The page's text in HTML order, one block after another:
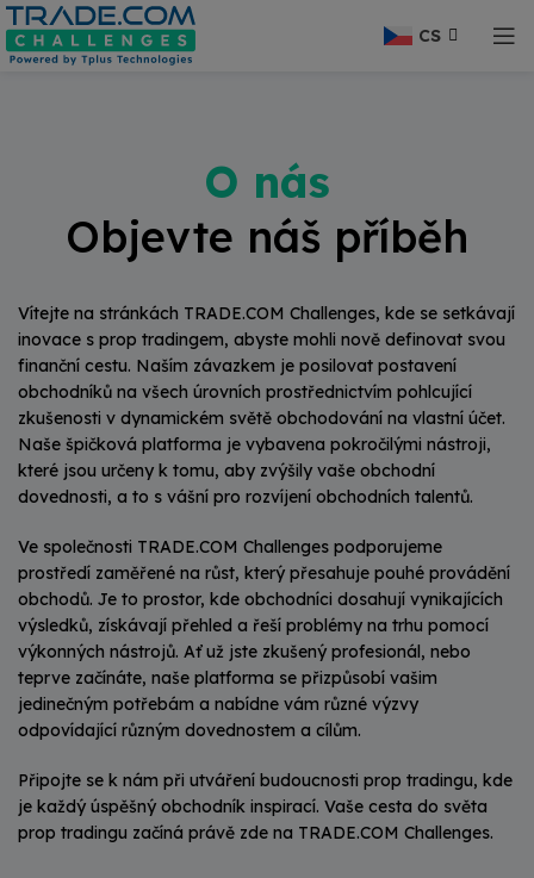
CS
O nás
Objevte náš příběh
Vítejte na stránkách TRADE.COM Challenges, kde se setkávají
inovace s prop tradingem, abyste mohli nově definovat svou
finanční cestu. Naším závazkem je posilovat postavení
obchodníků na všech úrovních prostřednictvím pohlcující
zkušenosti v dynamickém světě obchodování na vlastní účet.
Naše špičková platforma je vybavena pokročilými nástroji,
které jsou určeny k tomu, aby zvýšily vaše obchodní
dovednosti, a to s vášní pro rozvíjení obchodních talentů.
Ve společnosti TRADE.COM Challenges podporujeme
prostředí zaměřené na růst, který přesahuje pouhé provádění
obchodů. Je to prostor, kde obchodníci dosahují vynikajících
výsledků, získávají přehled a řeší problémy na trhu pomocí
výkonných nástrojů. Ať už jste zkušený profesionál, nebo
teprve začínáte, naše platforma se přizpůsobí vašim
jedinečným potřebám a nabídne vám různé výzvy
odpovídající různým dovednostem a cílům.
Připojte se k nám při utváření budoucnosti prop tradingu, kde
je každý úspěšný obchodník inspirací. Vaše cesta do světa
prop tradingu začíná právě zde na TRADE.COM Challenges.
modal-check